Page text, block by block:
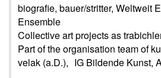
biografie, bauer/stritter, Weltweit
Ensemble
Collective art projects as
Part of the organisation team of
velak (a.D.), IG Bildende Kunst,